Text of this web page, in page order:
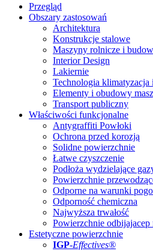
Przegląd
Obszary zastosowań
Architektura
Konstrukcje stalowe
Maszyny rolnicze i
Interior Design
Lakiernie
Technologia klimatyzacja
Elementy i obudowy
Transport publiczny
Właściwości funkcjonalne
Antygraffiti Powłoki
Ochrona przed korozją
Solidne powierzchnie
Łatwe czyszczenie
Podłoża wydzielające
Powierzchnie
Odporne na warunki
Odporność chemiczna
Najwyższa trwałość
Powierzchnie
Estetyczne powierzchnie
IGP-Effectives®